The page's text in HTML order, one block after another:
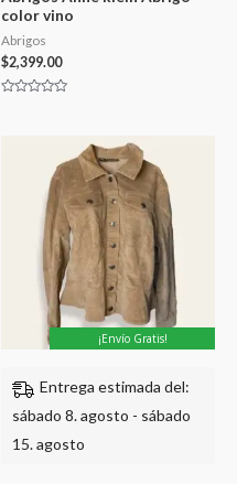
color vino
Abrigos
$2,399.00
¡Envío Gratis!
Entrega estimada del:
sábado 8. agosto - sábado
15. agosto